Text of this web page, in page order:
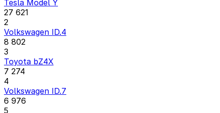
Tesla Model Y
27 621
2
Volkswagen ID.4
8 802
3
Toyota bZ4X
7 274
4
Volkswagen ID.7
6 976
5